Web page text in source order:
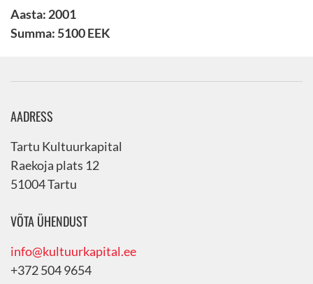
Aasta: 2001
Summa: 5100 EEK
AADRESS
Tartu Kultuurkapital
Raekoja plats 12
51004 Tartu
VÕTA ÜHENDUST
info@kultuurkapital.ee
+372 504 9654